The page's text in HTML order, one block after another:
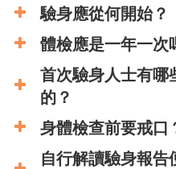
驗身應從何開始？
體檢應是一年一次
首次驗身人士有哪
的？
身體檢查前要戒口
自行解讀驗身報